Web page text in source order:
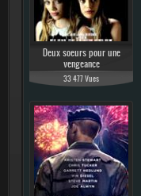
Deux soeurs pour une
vengeance
33 477 Vues